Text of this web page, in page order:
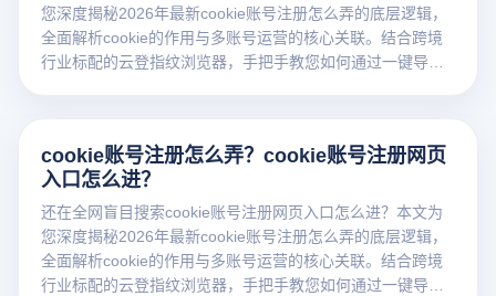
您深度揭秘2026年最新cookie账号注册怎么弄的底层逻辑，
全面解析cookie的作用与多账号运营的核心关联。结合跨境
行业标配的云登指纹浏览器，手把手教您如何通过一键导入
cookie账号注册怎么弄？cookie账号注册网页
入口怎么进？
还在全网盲目搜索cookie账号注册网页入口怎么进？本文为
您深度揭秘2026年最新cookie账号注册怎么弄的底层逻辑，
全面解析cookie的作用与多账号运营的核心关联。结合跨境
行业标配的云登指纹浏览器，手把手教您如何通过一键导入